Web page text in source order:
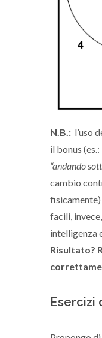
N.B.: l’uso
il bonus
“andando
cambio
fisicamente)
facili,
intelligenza
Risultato?
Esercizi